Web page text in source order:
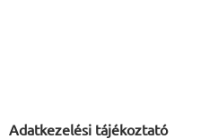
Adatkezelési tájékoztató